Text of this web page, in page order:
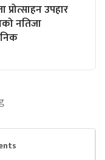
प्रोत्साहन उपहार
नतिजा